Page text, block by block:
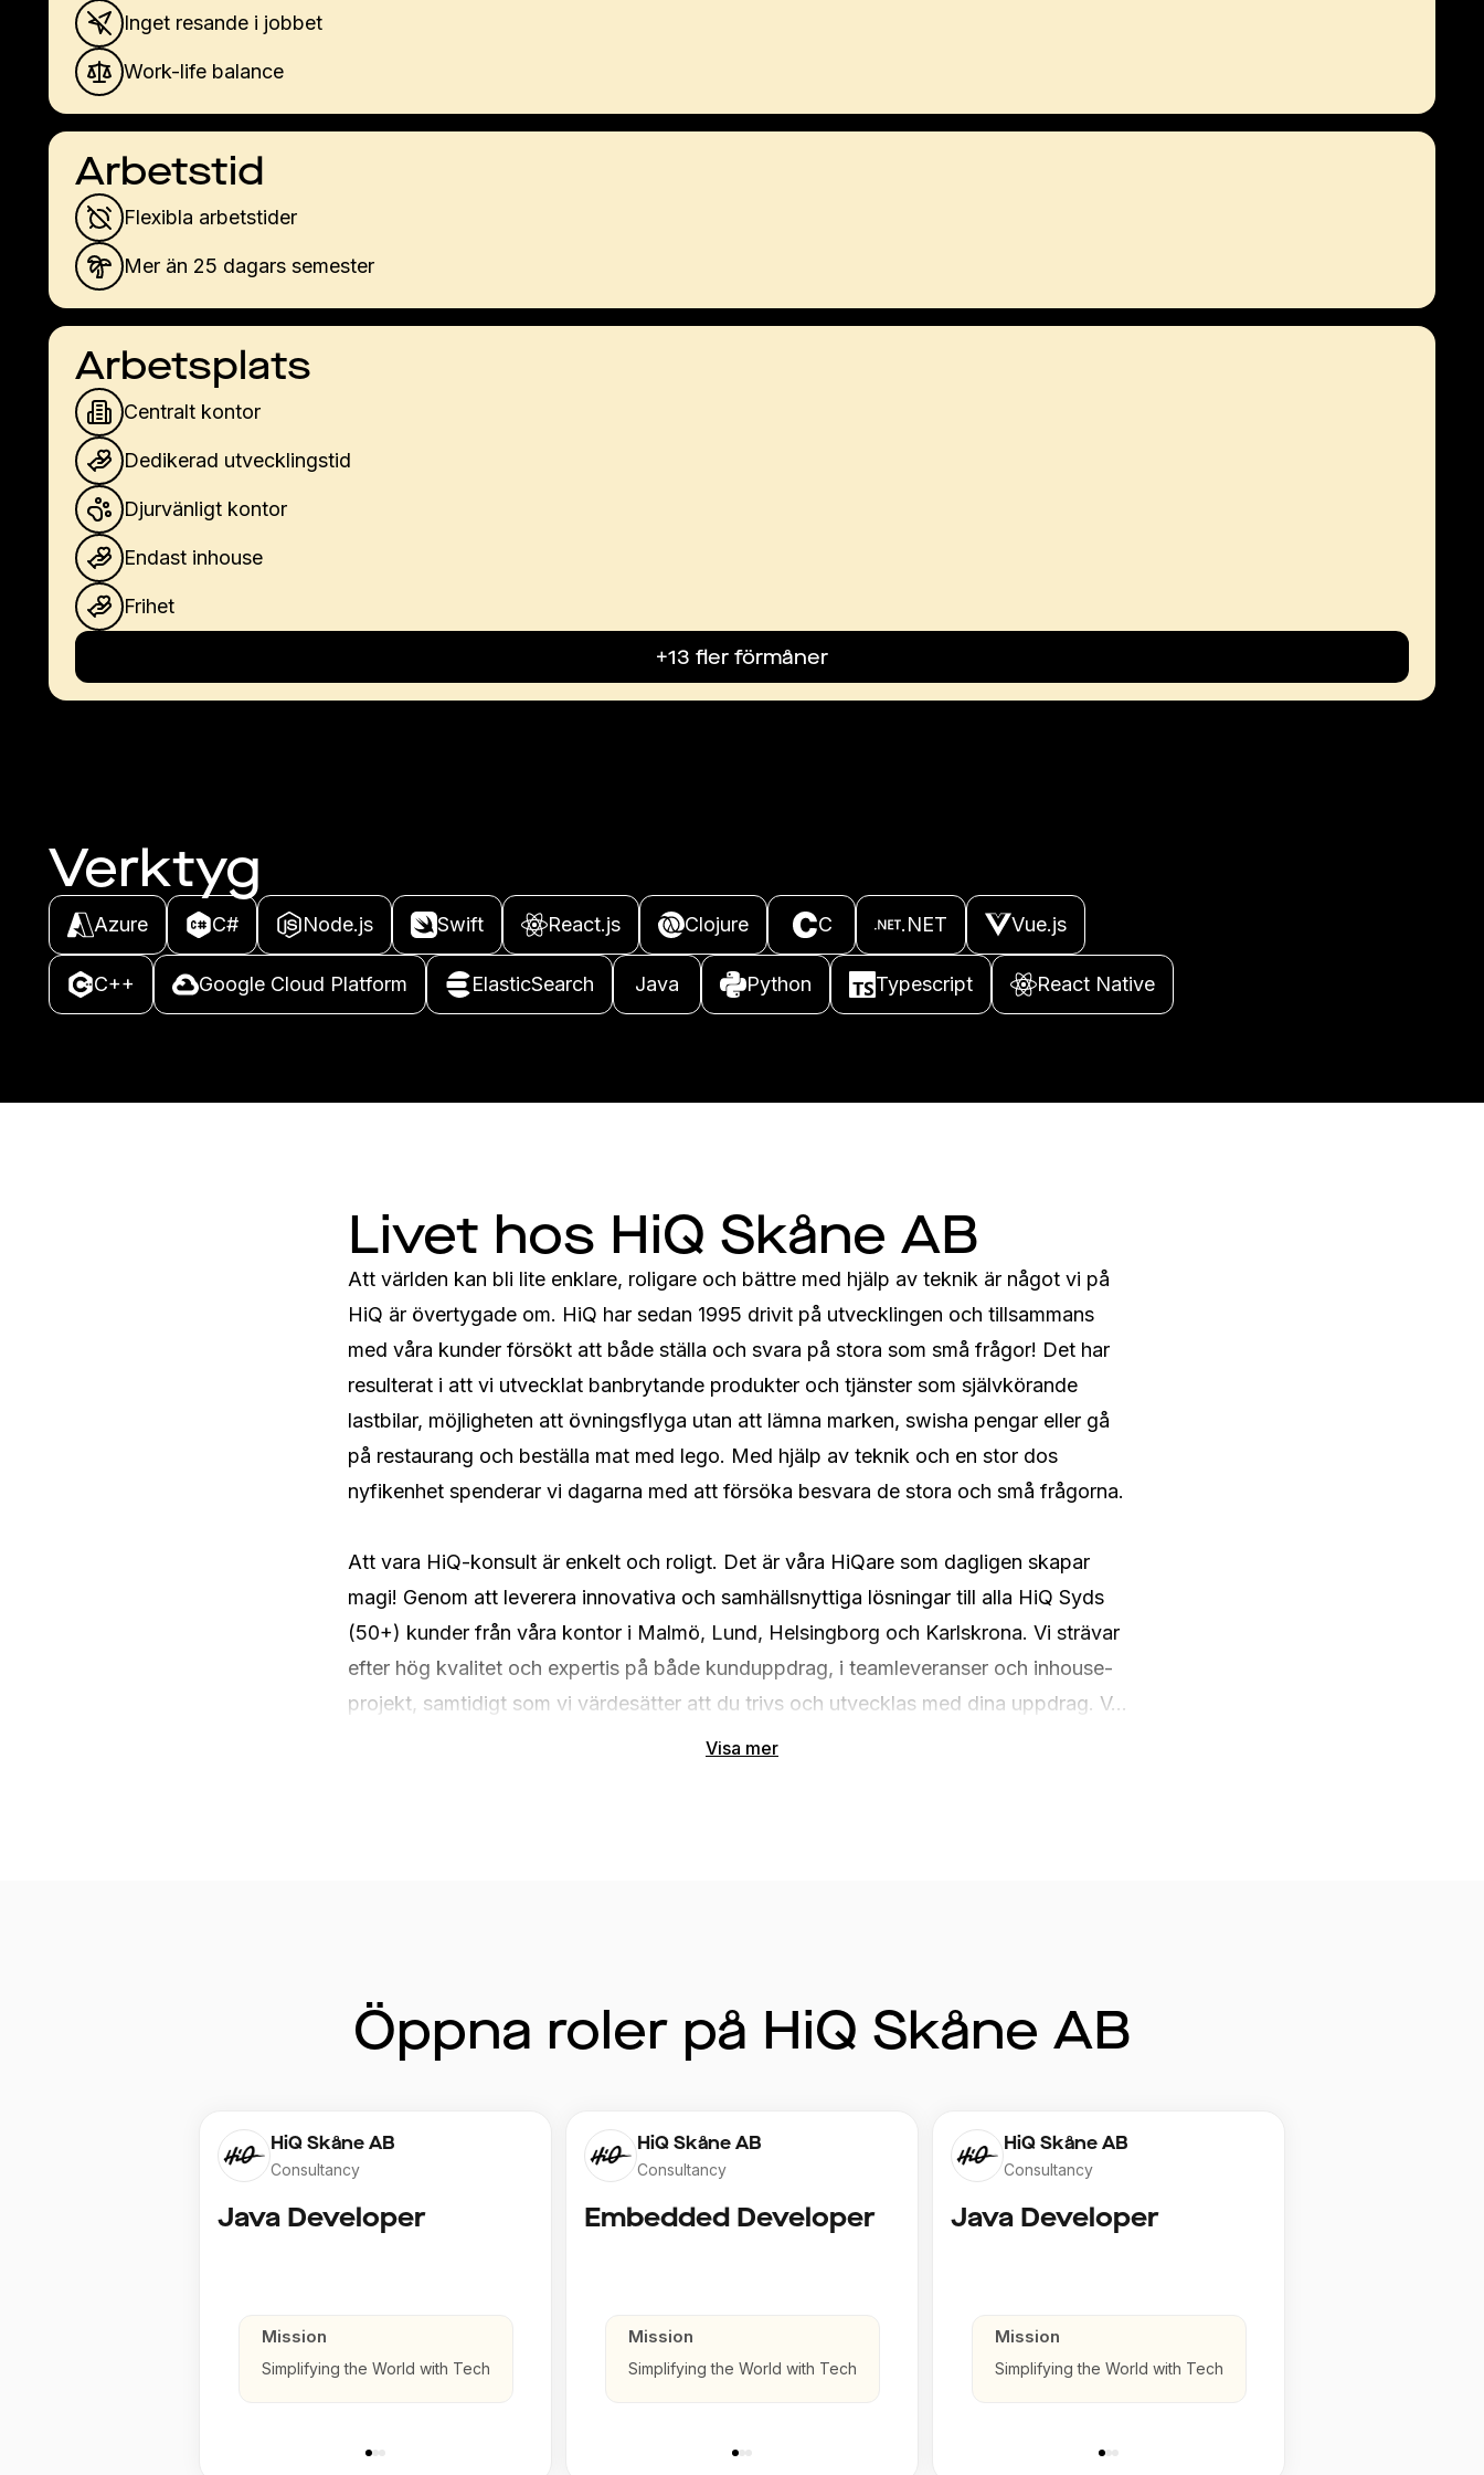
Inget resande i jobbet
Work-life balance
Arbetstid
Flexibla arbetstider
Mer än 25 dagars semester
Arbetsplats
Centralt kontor
Dedikerad utvecklingstid
Djurvänligt kontor
Endast inhouse
Frihet
+13 fler förmåner
Verktyg
Azure C# Node.js Swift React.js Clojure C .NET Vue.js
C++ Google Cloud Platform ElasticSearch Java Python Typescript React Native
Livet hos HiQ Skåne AB
Att världen kan bli lite enklare, roligare och bättre med hjälp av teknik är något vi på
HiQ är övertygade om. HiQ har sedan 1995 drivit på utvecklingen och tillsammans
med våra kunder försökt att både ställa och svara på stora som små frågor! Det har
resulterat i att vi utvecklat banbrytande produkter och tjänster som självkörande
lastbilar, möjligheten att övningsflyga utan att lämna marken, swisha pengar eller gå
på restaurang och beställa mat med lego. Med hjälp av teknik och en stor dos
nyfikenhet spenderar vi dagarna med att försöka besvara de stora och små frågorna.
Att vara HiQ-konsult är enkelt och roligt. Det är våra HiQare som dagligen skapar
magi! Genom att leverera innovativa och samhällsnyttiga lösningar till alla HiQ Syds
(50+) kunder från våra kontor i Malmö, Lund, Helsingborg och Karlskrona. Vi strävar
efter hög kvalitet och expertis på både kunduppdrag, i teamleveranser och inhouse-
projekt, samtidigt som vi värdesätter att du trivs och utvecklas med dina uppdrag. V...
Visa mer
Öppna roler på HiQ Skåne AB
HiQ Skåne AB
Consultancy
Java Developer
Mission
Simplifying the World with Tech
HiQ Skåne AB
Consultancy
Embedded Developer
Mission
Simplifying the World with Tech
HiQ Skåne AB
Consultancy
Java Developer
Mission
Simplifying the World with Tech